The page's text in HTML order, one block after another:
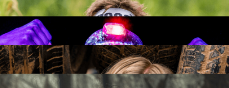
50 PRZESZKÓD
12 KM+
NOCNY REKRUT (½)
30 PRZESZKÓD
6 KM+
INTRO U-16
15 PRZESZKÓD
3 KM+
RUNMAGEDDON HARDCORE